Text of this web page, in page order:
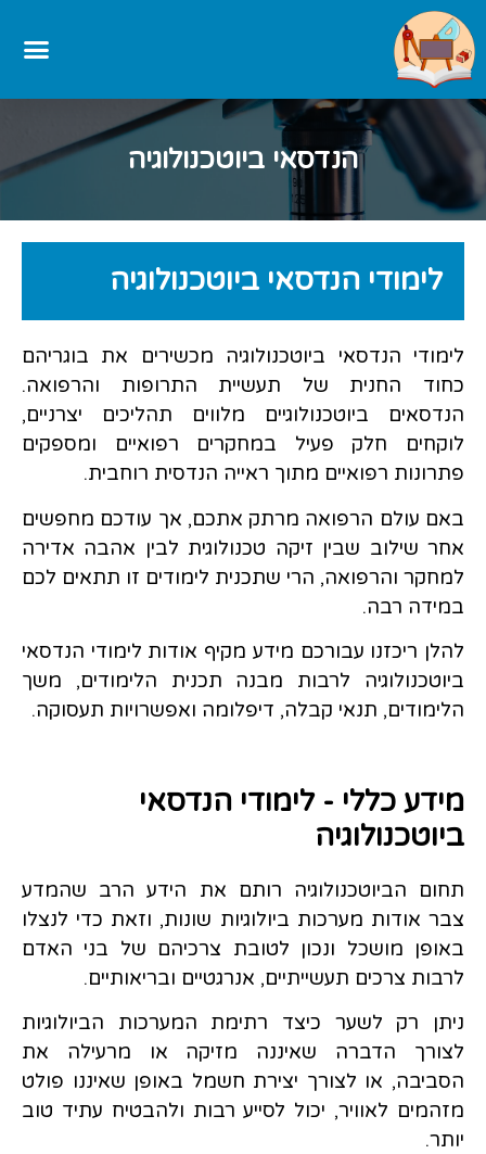
הנדסאי ביוטכנולוגיה
לימודי הנדסאי ביוטכנולוגיה
לימודי הנדסאי ביוטכנולוגיה מכשירים את בוגריהם
כחוד החנית של תעשיית התרופות והרפואה.
הנדסאים ביוטכנולוגיים מלווים תהליכים יצרניים,
לוקחים חלק פעיל במחקרים רפואיים ומספקים
פתרונות רפואיים מתוך ראייה הנדסית רוחבית.
באם עולם הרפואה מרתק אתכם, אך עודכם מחפשים
אחר שילוב שבין זיקה טכנולוגית לבין אהבה אדירה
למחקר והרפואה, הרי שתכנית לימודים זו תתאים לכם
במידה רבה.
להלן ריכזנו עבורכם מידע מקיף אודות לימודי הנדסאי
ביוטכנולוגיה לרבות מבנה תכנית הלימודים, משך
הלימודים, תנאי קבלה, דיפלומה ואפשרויות תעסוקה.
מידע כללי - לימודי הנדסאי
ביוטכנולוגיה
תחום הביוטכנולוגיה רותם את הידע הרב שהמדע
צבר אודות מערכות ביולוגיות שונות, וזאת כדי לנצלו
באופן מושכל ונכון לטובת צרכיהם של בני האדם
לרבות צרכים תעשייתיים, אנרגטיים ובריאותיים.
ניתן רק לשער כיצד רתימת המערכות הביולוגיות
לצורך הדברה שאיננה מזיקה או מרעילה את
הסביבה, או לצורך יצירת חשמל באופן שאיננו פולט
מזהמים לאוויר, יכול לסייע רבות ולהבטיח עתיד טוב
יותר.